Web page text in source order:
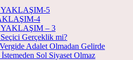
YAKLAŞIM-5
4
YAKLAŞIM – 3
Gerçeklik mi?
Adalet Olmadan Gelirde
Sol Siyaset Olmaz